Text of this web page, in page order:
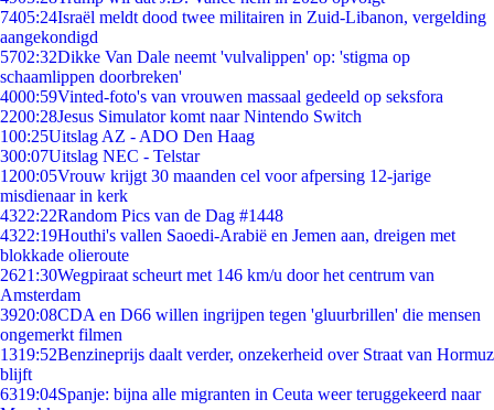
7405:24Israël meldt dood twee militairen in Zuid-Libanon, vergelding
aangekondigd
5702:32Dikke Van Dale neemt 'vulvalippen' op: 'stigma op
schaamlippen doorbreken'
4000:59Vinted-foto's van vrouwen massaal gedeeld op seksfora
2200:28Jesus Simulator komt naar Nintendo Switch
100:25Uitslag AZ - ADO Den Haag
300:07Uitslag NEC - Telstar
1200:05Vrouw krijgt 30 maanden cel voor afpersing 12-jarige
misdienaar in kerk
4322:22Random Pics van de Dag #1448
4322:19Houthi's vallen Saoedi-Arabië en Jemen aan, dreigen met
blokkade olieroute
2621:30Wegpiraat scheurt met 146 km/u door het centrum van
Amsterdam
3920:08CDA en D66 willen ingrijpen tegen 'gluurbrillen' die mensen
ongemerkt filmen
1319:52Benzineprijs daalt verder, onzekerheid over Straat van Hormuz
blijft
6319:04Spanje: bijna alle migranten in Ceuta weer teruggekeerd naar